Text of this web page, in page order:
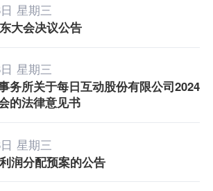
星期三
大会决议公告
星期三
务所关于每日互动股份有限公司2024
的法律意见书
星期三
润分配预案的公告